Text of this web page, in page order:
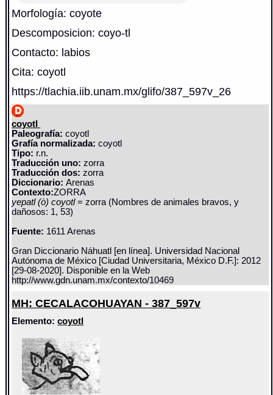
Morfología: coyote
Descomposicion: coyo-tl
Contacto: labios
Cita: coyotl
https://tlachia.iib.unam.mx/glifo/387_597v_26
coyotl
Paleografía: coyotl
Grafía normalizada: coyotl
Tipo: r.n.
Traducción uno: zorra
Traducción dos: zorra
Diccionario:Arenas
Contexto:ZORRA
yepatl (ò) coyotl= zorra (Nombres de animales bravos, y
dañosos: 1, 53)
Fuente: 1611 Arenas
Gran Diccionario Náhuatl [en línea]. Universidad Nacional
Autónoma de México [Ciudad Universitaria, México D.F.]: 2012
[29-08-2020]. Disponible en la Web
http://www.gdn.unam.mx/contexto/10469
MH: CECALACOHUAYAN - 387_597v
Elemento:coyotl